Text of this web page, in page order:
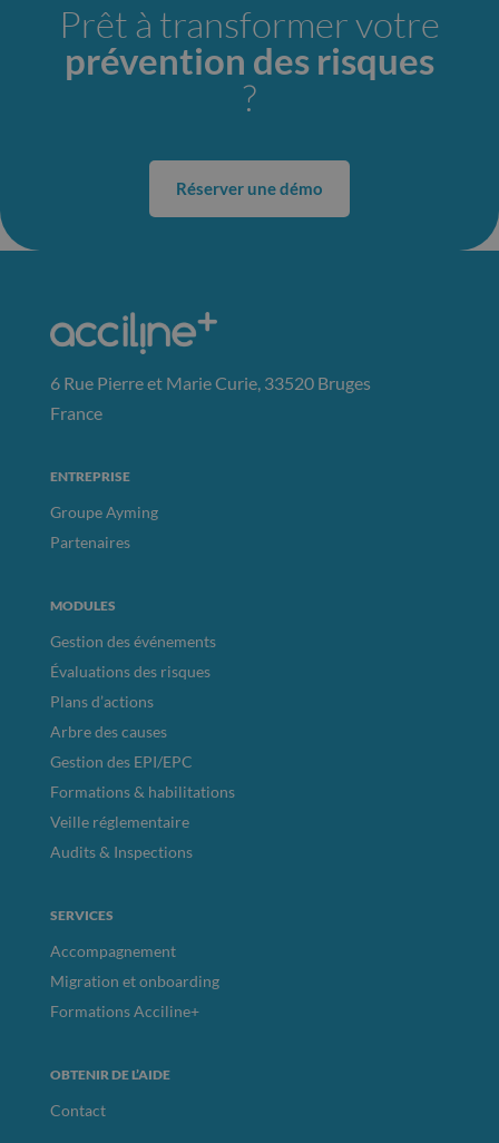
Prêt à transformer votre
prévention des risques
?
Réserver une démo
6 Rue Pierre et Marie Curie, 33520 Bruges
France
ENTREPRISE
Groupe Ayming
Partenaires
MODULES
Gestion des événements
Évaluations des risques
Plans d’actions
Arbre des causes
Gestion des EPI/EPC
Formations & habilitations
Veille réglementaire
Audits & Inspections
SERVICES
Accompagnement
Migration et onboarding
Formations Acciline+
OBTENIR DE L’AIDE
Contact